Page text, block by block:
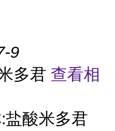
9
多君 查看相
盐酸米多君